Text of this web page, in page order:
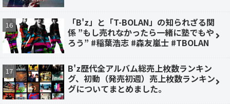
「B'z」と「T-BOLAN」の知られざる関
係 ”もし売れなかったら一緒に塾でもや
ろう” #稲葉浩志 #森友嵐士 #TBOLAN
B'z歴代全アルバム総売上枚数ランキン
グ、初動（発売初週）売上枚数ランキン
グについてまとめました。